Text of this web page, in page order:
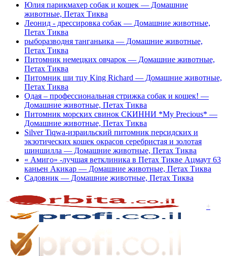
Юлия парикмахер собак и кошек — Домашние
животные, Петах Тиква
Леонид - дрессировка собак — Домашние животные,
Петах Тиква
рыборазводня танганьика — Домашние животные,
Петах Тиква
Питомник немецких овчарок — Домашние животные,
Петах Тиква
Питомник ши тцу King Richard — Домашние животные,
Петах Тиква
Одая – профессиональная стрижка собак и кошек! —
Домашние животные, Петах Тиква
Питомник морских свинок СКИННИ *My Precious* —
Домашние животные, Петах Тиква
Silver Tiqwa-израильский питомник персидских и
экзотических кошек окрасов серебристая и золотая
шиншилла — Домашние животные, Петах Тиква
« Амиго» -лучшая ветклиника в Петах Тикве Ацмаут 63
каньен Акикар — Домашние животные, Петах Тиква
Садовник — Домашние животные, Петах Тиква
+